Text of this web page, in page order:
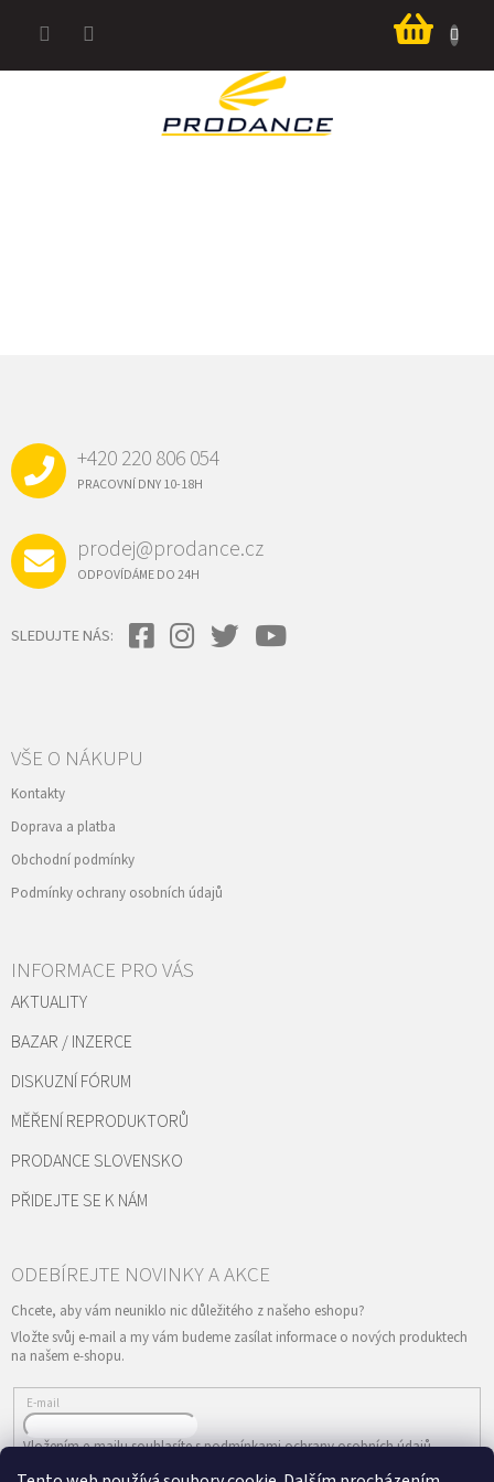
košík
+420 220 806 054
PRACOVNÍ DNY 10-18H
prodej@prodance.cz
ODPOVÍDÁME DO 24H
SLEDUJTE NÁS:
VŠE O NÁKUPU
Kontakty
Doprava a platba
Obchodní podmínky
Podmínky ochrany osobních údajů
INFORMACE PRO VÁS
AKTUALITY
BAZAR / INZERCE
DISKUZNÍ FÓRUM
MĚŘENÍ REPRODUKTORŮ
PRODANCE SLOVENSKO
PŘIDEJTE SE K NÁM
Vložte svůj e-mail a my vám budeme zasílat informace o nových produktech
na našem e-shopu.
E-mail
Vložením e-mailu souhlasíte spodmínkami ochrany osobních údajů